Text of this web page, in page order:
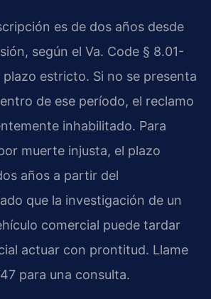
es de dos años desde
según el Va. Code § 8.01-
plazo estricto. Si no se presenta
de ese período, el reclamo
inhabilitado. Para
muerte injusta, el plazo
años a partir del
que la investigación de un
comercial puede tardar
actuar con prontitud. Llame
para una consulta.